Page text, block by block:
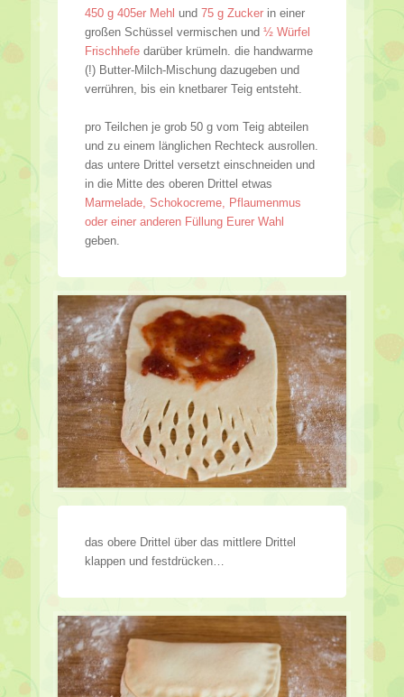
450 g 405er Mehl und 75 g Zucker in einer
großen Schüssel vermischen und ½ Würfel
Frischhefe darüber krümeln. die handwarme
(!) Butter-Milch-Mischung dazugeben und
verrühren, bis ein knetbarer Teig entsteht.
pro Teilchen je grob 50 g vom Teig abteilen
und zu einem länglichen Rechteck ausrollen.
das untere Drittel versetzt einschneiden und
in die Mitte des oberen Drittel etwas
Marmelade, Schokocreme, Pflaumenmus
oder einer anderen Füllung Eurer Wahl
geben.
das obere Drittel über das mittlere Drittel
klappen und festdrücken…